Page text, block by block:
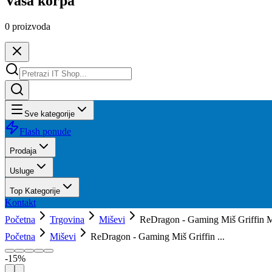
0 proizvoda
Sve kategorije
Flash ponude
Prodaja
Usluge
Top Kategorije
Kontakt
Početna
Trgovina Miševi
ReDragon - Gaming Miš Griffin
Početna
Miševi ReDragon - Gaming Miš Griffin ...
-15%